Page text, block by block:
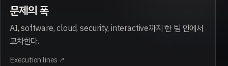
문제의 폭
AI, software, cloud, security, interactive까지 한 팀 안에서
교차한다.
Execution lines ↗